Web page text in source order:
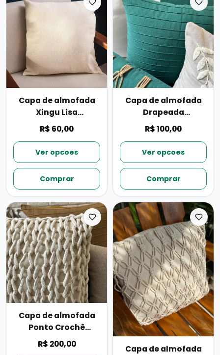
Capa de almofada
Xingu Lisa
50cmx50cm
R$ 60,00
Ver opcoes
Comprar
Capa de almofada
Drapeada
50cmx50cm
R$ 100,00
Ver opcoes
Comprar
Capa de almofada
Ponto Crochê
50cmx50cm
R$ 200,00
Capa de almofada